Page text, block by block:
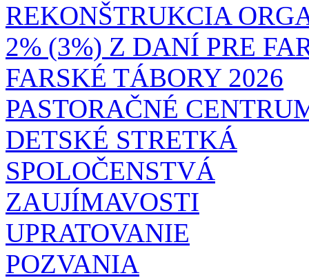
REKONŠTRUKCIA
2% (3%) Z DANÍ PRE
FARSKÉ TÁBORY 2026
PASTORAČNÉ
DETSKÉ STRETKÁ
SPOLOČENSTVÁ
ZAUJÍMAVOSTI
UPRATOVANIE
POZVANIA